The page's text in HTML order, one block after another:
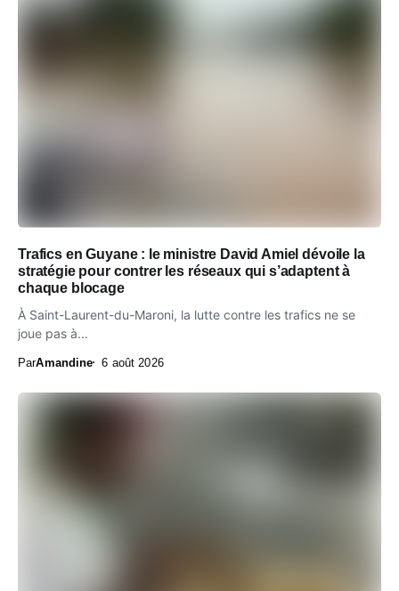
Trafics en Guyane : le ministre David Amiel dévoile la
stratégie pour contrer les réseaux qui s’adaptent à
chaque blocage
À Saint-Laurent-du-Maroni, la lutte contre les trafics ne se
joue pas à...
ParAmandine 6 août 2026